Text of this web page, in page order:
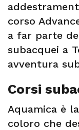
corso
a far parte
subacquei a
avventura
Corsi
Aquamica è
coloro che